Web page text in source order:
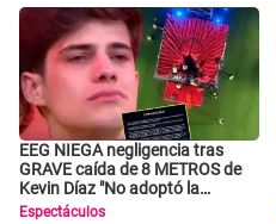
EEG NIEGA negligencia tras
GRAVE caída de 8 METROS de
Kevin Díaz "No adoptó la
postura correcta"
Espectáculos